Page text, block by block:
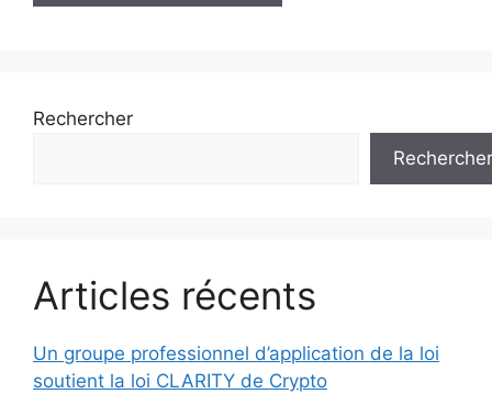
Rechercher
Rechercher
Articles récents
Un groupe professionnel d’application de la loi
soutient la loi CLARITY de Crypto